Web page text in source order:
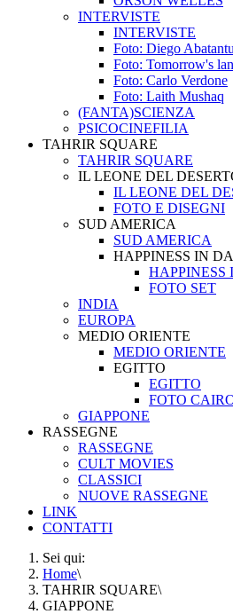
INTERVISTE
INTERVISTE
Foto: Diego
Foto: Tomorrow's
Foto: Carlo Verdone
Foto: Laith Mushaq
(FANTA)SCIENZA
PSICOCINEFILIA
TAHRIR SQUARE
TAHRIR SQUARE
IL LEONE DEL
IL LEONE DEL
FOTO E DISEGNI
SUD AMERICA
SUD AMERICA
HAPPINESS IN
HAPPINESS
FOTO SET
INDIA
EUROPA
MEDIO ORIENTE
MEDIO ORIENTE
EGITTO
EGITTO
FOTO
GIAPPONE
RASSEGNE
RASSEGNE
CULT MOVIES
CLASSICI
NUOVE RASSEGNE
LINK
CONTATTI
Sei qui:
Home\
TAHRIR SQUARE\
GIAPPONE